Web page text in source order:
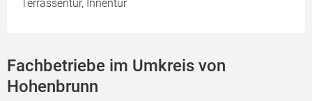
Terrassentür, Innentür
Fachbetriebe im Umkreis von
Hohenbrunn